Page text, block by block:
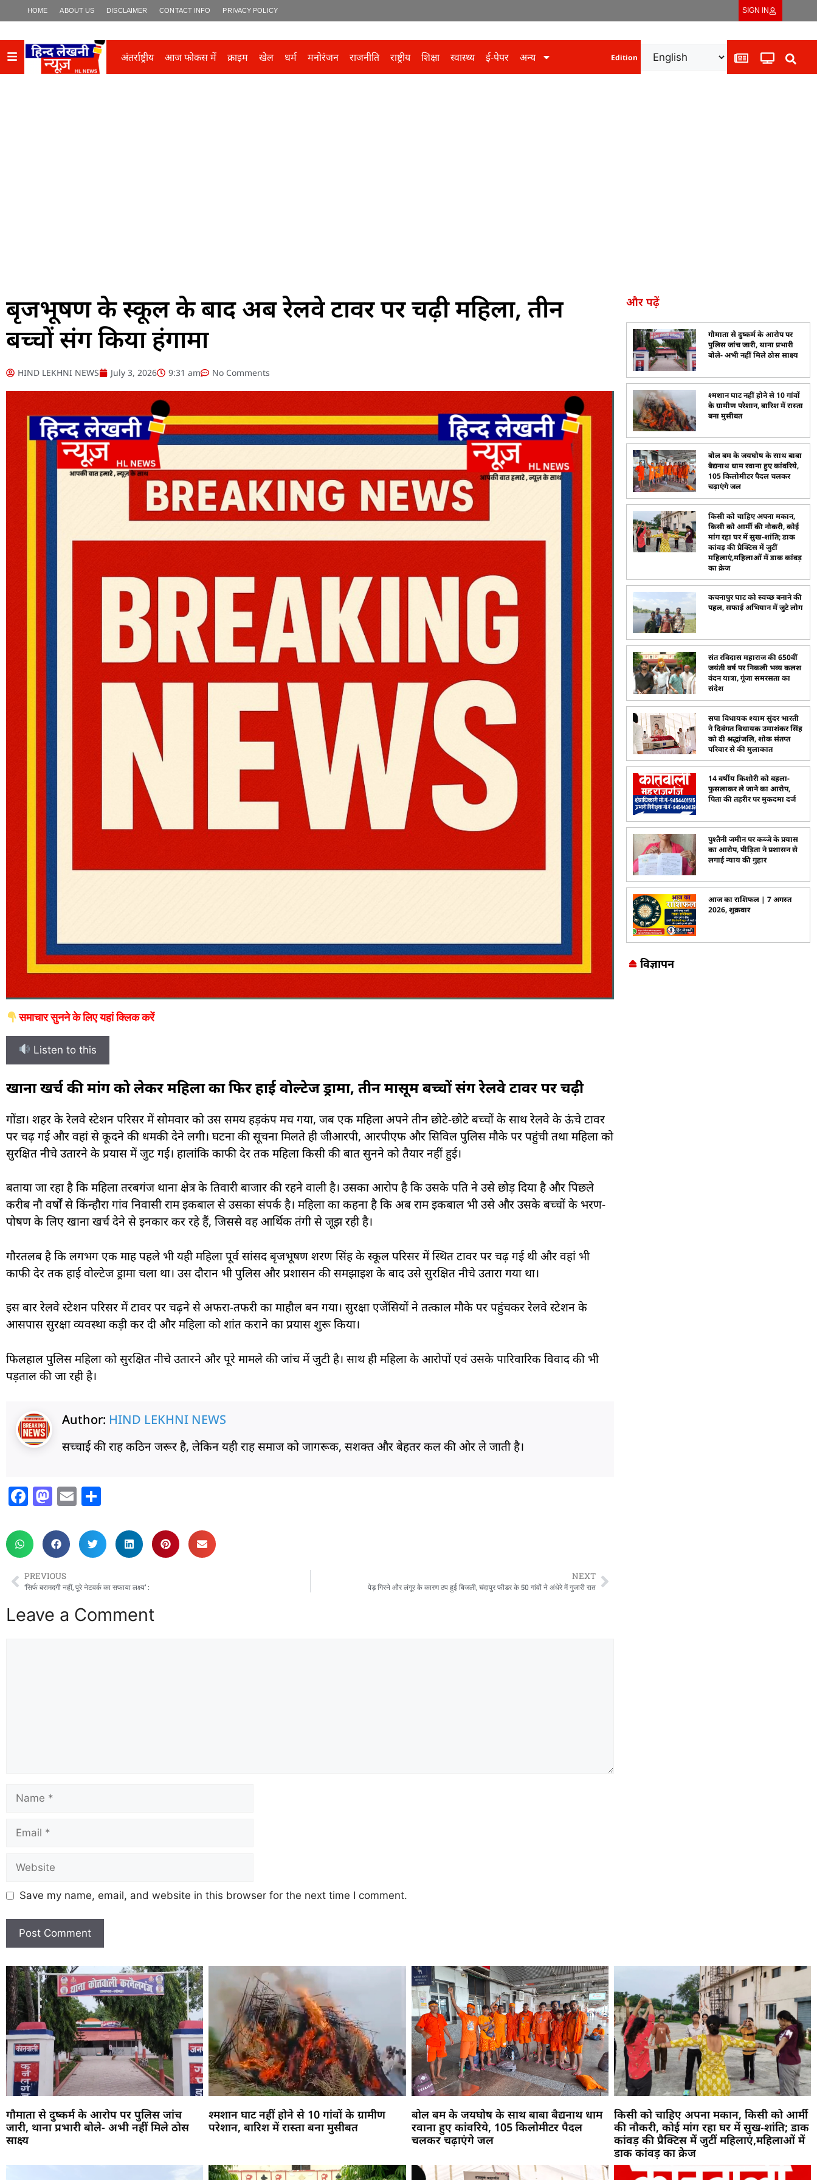
HOME ABOUT US DISCLAIMER CONTACT INFO PRIVACY POLICY SIGN IN
अंतर्राष्ट्रीय आज फोकस में क्राइम खेल धर्म मनोरंजन राजनीति राष्ट्रीय शिक्षा स्वास्थ्य ई-पेपर अन्य Edition
बृजभूषण के स्कूल के बाद अब रेलवे टावर पर चढ़ी महिला, तीन
बच्चों संग किया हंगामा
HIND LEKHNI NEWS July 3, 2026 9:31 am No Comments
समाचार सुनने के लिए यहां क्लिक करें
Listen to this
खाना खर्च की मांग को लेकर महिला का फिर हाई वोल्टेज ड्रामा, तीन मासूम बच्चों संग रेलवे टावर पर चढ़ी
गोंडा। शहर के रेलवे स्टेशन परिसर में सोमवार को उस समय हड़कंप मच गया, जब एक महिला अपने तीन छोटे-छोटे बच्चों के साथ रेलवे के ऊंचे टावर
पर चढ़ गई और वहां से कूदने की धमकी देने लगी। घटना की सूचना मिलते ही जीआरपी, आरपीएफ और सिविल पुलिस मौके पर पहुंची तथा महिला को
सुरक्षित नीचे उतारने के प्रयास में जुट गई। हालांकि काफी देर तक महिला किसी की बात सुनने को तैयार नहीं हुई।
बताया जा रहा है कि महिला तरबगंज थाना क्षेत्र के तिवारी बाजार की रहने वाली है। उसका आरोप है कि उसके पति ने उसे छोड़ दिया है और पिछले
करीब नौ वर्षों से किंन्हौरा गांव निवासी राम इकबाल से उसका संपर्क है। महिला का कहना है कि अब राम इकबाल भी उसे और उसके बच्चों के भरण-
पोषण के लिए खाना खर्च देने से इनकार कर रहे हैं, जिससे वह आर्थिक तंगी से जूझ रही है।
गौरतलब है कि लगभग एक माह पहले भी यही महिला पूर्व सांसद बृजभूषण शरण सिंह के स्कूल परिसर में स्थित टावर पर चढ़ गई थी और वहां भी
काफी देर तक हाई वोल्टेज ड्रामा चला था। उस दौरान भी पुलिस और प्रशासन की समझाइश के बाद उसे सुरक्षित नीचे उतारा गया था।
इस बार रेलवे स्टेशन परिसर में टावर पर चढ़ने से अफरा-तफरी का माहौल बन गया। सुरक्षा एजेंसियों ने तत्काल मौके पर पहुंचकर रेलवे स्टेशन के
आसपास सुरक्षा व्यवस्था कड़ी कर दी और महिला को शांत कराने का प्रयास शुरू किया।
फिलहाल पुलिस महिला को सुरक्षित नीचे उतारने और पूरे मामले की जांच में जुटी है। साथ ही महिला के आरोपों एवं उसके पारिवारिक विवाद की भी
पड़ताल की जा रही है।
Author: HIND LEKHNI NEWS
सच्चाई की राह कठिन जरूर है, लेकिन यही राह समाज को जागरूक, सशक्त और बेहतर कल की ओर ले जाती है।
F
c
e
b
o
o
M
st
o
d
o
n
E
ai
l
ar
e
PREVIOUS
‘सिर्फ बरामदगी नहीं, पूरे नेटवर्क का सफाया लक्ष्य’ :
NEXT
पेड़ गिरने और लंगूर के कारण ठप हुई बिजली, चंदापुर फीडर के 50 गांवों ने अंधेरे में गुजारी रात
Leave a Comment
Save my name, email, and website in this browser for the next time I comment.
और पढ़ें
गौमाता से दुष्कर्म के आरोप पर
पुलिस जांच जारी, थाना प्रभारी
बोले- अभी नहीं मिले ठोस साक्ष्य
श्मशान घाट नहीं होने से 10 गांवों
के ग्रामीण परेशान, बारिश में रास्ता
बना मुसीबत
बोल बम के जयघोष के साथ बाबा
बैद्यनाथ धाम रवाना हुए कांवरिये,
105 किलोमीटर पैदल चलकर
चढ़ाएंगे जल
किसी को चाहिए अपना मकान,
किसी को आर्मी की नौकरी, कोई
मांग रहा घर में सुख-शांति; डाक
कांवड़ की प्रैक्टिस में जुटीं
महिलाएं,महिलाओं में डाक कांवड़
का क्रेज
कचनापुर घाट को स्वच्छ बनाने की
पहल, सफाई अभियान में जुटे लोग
संत रविदास महाराज की 650वीं
जयंती वर्ष पर निकली भव्य कलश
वंदन यात्रा, गूंजा समरसता का
संदेश
सपा विधायक श्याम सुंदर भारती
ने दिवंगत विधायक उमाशंकर सिंह
को दी श्रद्धांजलि, शोक संतप्त
परिवार से की मुलाकात
14 वर्षीय किशोरी को बहला-
फुसलाकर ले जाने का आरोप,
पिता की तहरीर पर मुकदमा दर्ज
पुश्तैनी जमीन पर कब्जे के प्रयास
का आरोप, पीड़िता ने प्रशासन से
लगाई न्याय की गुहार
आज का राशिफल | 7 अगस्त
2026, शुक्रवार
विज्ञापन
गौमाता से दुष्कर्म के आरोप पर पुलिस जांच
जारी, थाना प्रभारी बोले- अभी नहीं मिले ठोस
साक्ष्य
श्मशान घाट नहीं होने से 10 गांवों के ग्रामीण
परेशान, बारिश में रास्ता बना मुसीबत
बोल बम के जयघोष के साथ बाबा बैद्यनाथ धाम
रवाना हुए कांवरिये, 105 किलोमीटर पैदल
चलकर चढ़ाएंगे जल
किसी को चाहिए अपना मकान, किसी को आर्मी
की नौकरी, कोई मांग रहा घर में सुख-शांति; डाक
कांवड़ की प्रैक्टिस में जुटीं महिलाएं,महिलाओं में
डाक कांवड़ का क्रेज